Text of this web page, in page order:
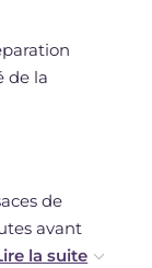
de la
de
avant
ne